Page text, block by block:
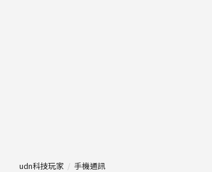
udn科技玩家 手機通訊